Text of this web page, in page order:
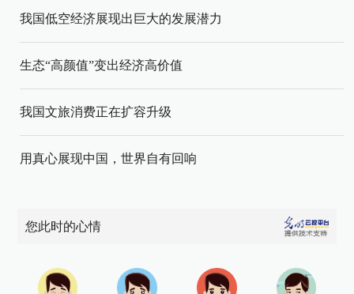
我国低空经济展现出巨大的发展潜力
生态“高颜值”变出经济高价值
我国文旅消费正在扩容升级
用真心展现中国，世界自有回响
您此时的心情